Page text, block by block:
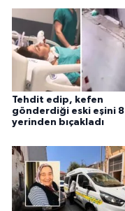
Tehdit edip, kefen
gönderdiği eski eşini 8
yerinden bıçakladı